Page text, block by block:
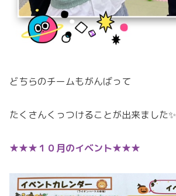
どちらのチームもがんばって
たくさんくっつけることが出来ました✨
★★★１０月のイベント★★★